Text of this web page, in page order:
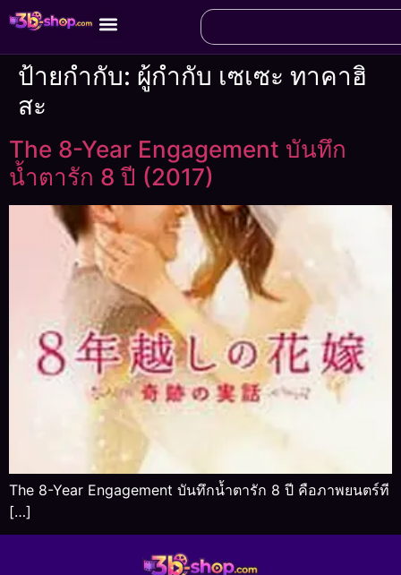
ป้ายกำกับ: ผู้กำกับ เซเซะ ทาคาฮิ
สะ
The 8-Year Engagement บันทึก
น้ำตารัก 8 ปี (2017)
The 8-Year Engagement บันทึกน้ำตารัก 8 ปี คือภาพยนตร์ที
[…]